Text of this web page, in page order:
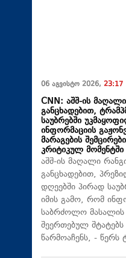
06 აგვისტო 2026, 23:17
CNN: აშშ-ის
განცხადებით,
საუბრებში
ინფორმაციის
მარაგების
კრიტიკულ
აშშ-ის მაღალი
განცხადებით,
დღეებში პირად
იმის გამო, რომ
საბრძოლო მასალის
შეერთებულ
წარმოაჩენს, - წერს